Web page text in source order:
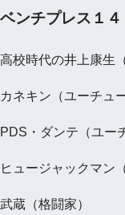
ベンチプレス１
高校時代の井上康生
カネキン（ユーチュ
PDS・ダンテ（ユー
ヒュージャックマン
武蔵（格闘家）